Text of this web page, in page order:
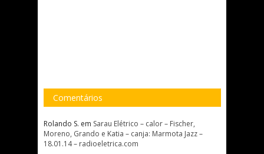
Comentários
Rolando S. em Sarau Elétrico – calor – Fischer,
Moreno, Grando e Katia – canja: Marmota Jazz –
18.01.14 – radioeletrica.com